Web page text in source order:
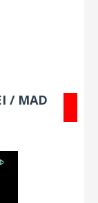
/ MAD